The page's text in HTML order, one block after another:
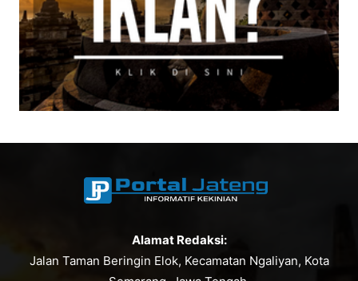
Alamat Redaksi:
Jalan Taman Beringin Elok, Kecamatan Ngaliyan, Kota